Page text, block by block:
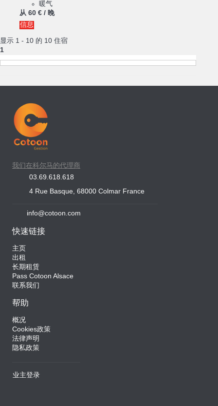
暖气
从 60 € / 晚
信息
显示 1 - 10 的 10 住宿
1
我们在科尔马的代理商
03.69.618.618
4 Rue Basque, 68000 Colmar France
info@cotoon.com
快速链接
主页
出租
长期租赁
Pass Cotoon Alsace
联系我们
帮助
概况
Cookies政策
法律声明
隐私政策
业主登录